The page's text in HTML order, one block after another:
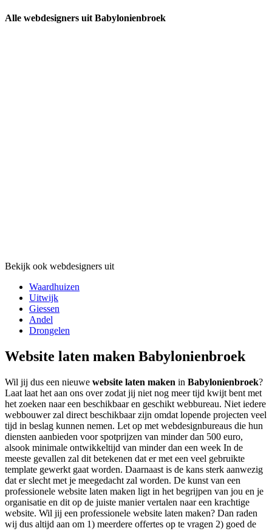
Alle webdesigners uit Babylonienbroek
Bekijk ook webdesigners uit
Waardhuizen
Uitwijk
Giessen
Andel
Drongelen
Website laten maken Babylonienbroek
Wil jij dus een nieuwe website laten maken in Babylonienbroek?
Laat laat het aan ons over zodat jij niet nog meer tijd kwijt bent met
het zoeken naar een beschikbaar en geschikt webbureau. Niet iedere
webbouwer zal direct beschikbaar zijn omdat lopende projecten veel
tijd in beslag kunnen nemen. Let op met webdesignbureaus die hun
diensten aanbieden voor spotprijzen van minder dan 500 euro,
alsook minimale ontwikkeltijd van minder dan een week In de
meeste gevallen zal dit betekenen dat er met een veel gebruikte
template gewerkt gaat worden. Daarnaast is de kans sterk aanwezig
dat er slecht met je meegedacht zal worden. De kunst van een
professionele website laten maken ligt in het begrijpen van jou en je
organisatie en dit op de juiste manier vertalen naar een krachtige
website. Wil jij een professionele website laten maken? Dan raden
wij dus altijd aan om 1) meerdere offertes op te vragen 2) goed de